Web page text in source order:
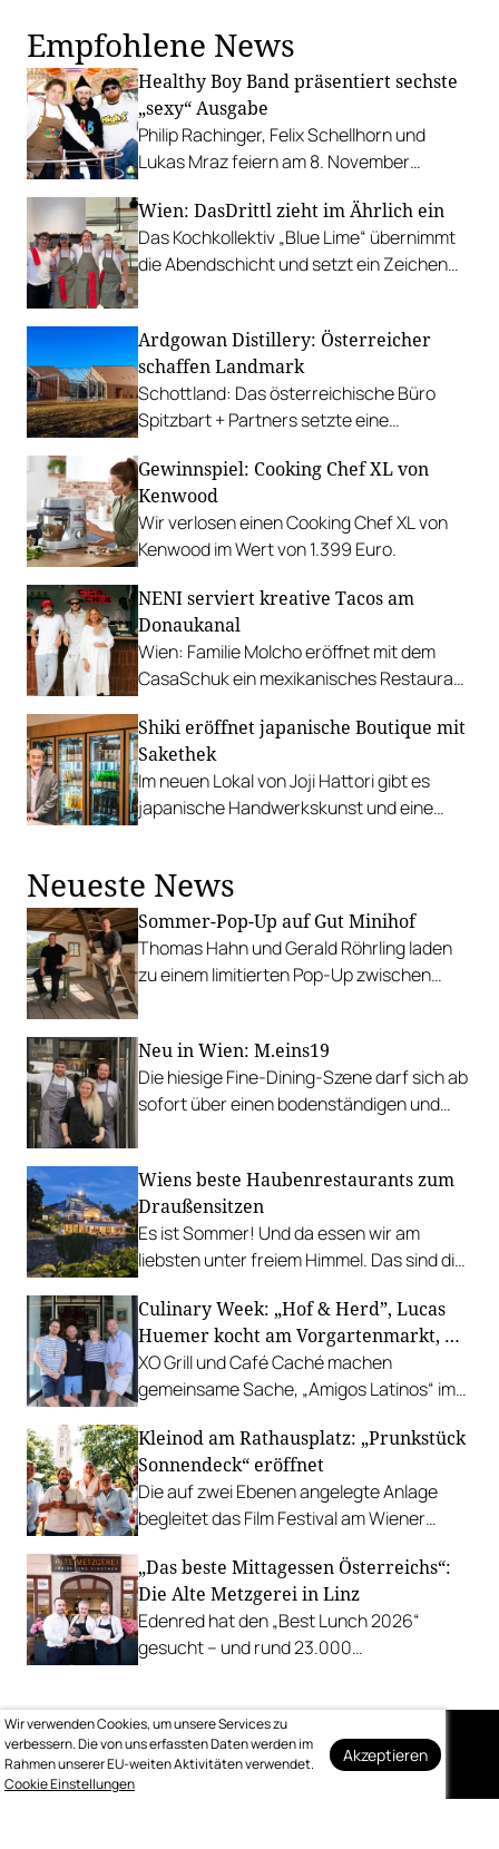
Empfohlene News
Healthy Boy Band präsentiert sechste
„sexy“ Ausgabe
Philip Rachinger, Felix Schellhorn und
Lukas Mraz feiern am 8. November
Gastköch:innen Magazin-Release in der
Ottakringer Brauerei.
Wien: DasDrittl zieht im Ährlich ein
Das Kochkollektiv „Blue Lime“ übernimmt
die Abendschicht und setzt ein Zeichen
Ardgowan Distillery: Österreicher
schaffen Landmark
Schottland: Das österreichische Büro
Spitzbart + Partners setzte eine
aufsehenerregender Architektur um.
Gewinnspiel: Cooking Chef XL von
Kenwood
Wir verlosen einen Cooking Chef XL von
Kenwood im Wert von 1.399 Euro.
NENI serviert kreative Tacos am
Donaukanal
Wien: Familie Molcho eröffnet mit dem
CasaSchuk ein mexikanisches Restaurant
Shiki eröffnet japanische Boutique mit
Sakethek
Im neuen Lokal von Joji Hattori gibt es
japanische Handwerkskunst und eine
Neueste News
Sommer-Pop-Up auf Gut Minihof
Thomas Hahn und Gerald Röhrling laden
zu einem limitierten Pop-Up zwischen
Neu in Wien: M.eins19
Die hiesige Fine-Dining-Szene darf sich ab
sofort über einen bodenständigen und
Wiens beste Haubenrestaurants zum
Draußensitzen
Es ist Sommer! Und da essen wir am
liebsten unter freiem Himmel. Das sind die
Gastgarten.
Culinary Week: „Hof & Herd”, Lucas
Huemer kocht am Vorgartenmarkt, …
XO Grill und Café Caché machen
gemeinsame Sache, „Amigos Latinos“ im
Richard Rauch kocht in der Riederalm
u.v.m.
Kleinod am Rathausplatz: „Prunkstück
Sonnendeck“ eröffnet
Die auf zwei Ebenen angelegte Anlage
begleitet das Film Festival am Wiener
mit Cocktails, Snacks und
Veranstaltungsprogramm.
„Das beste Mittagessen Österreichs“:
Die Alte Metzgerei in Linz
Edenred hat den „Best Lunch 2026“
gesucht – und rund 23.000
sich den begehrten Award in die Linzer
Herrenstraße.
Auf dem Laufenden
Wir verwenden Cookies, um unsere Services zu
verbessern. Die von uns erfassten Daten werden im
Rahmen unserer EU-weiten Aktivitäten verwendet.
Cookie Einstellungen
Akzeptieren